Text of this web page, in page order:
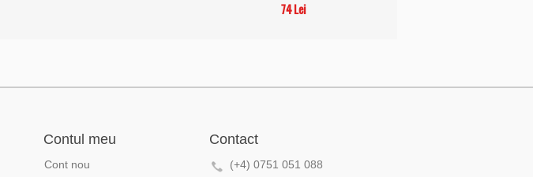
74 Lei
Contul meu
Cont nou
Contact
(+4) 0751 051 088